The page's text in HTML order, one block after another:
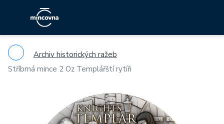
Archiv historických ražeb
Stříbrná mince 2 Oz Templářští rytíři